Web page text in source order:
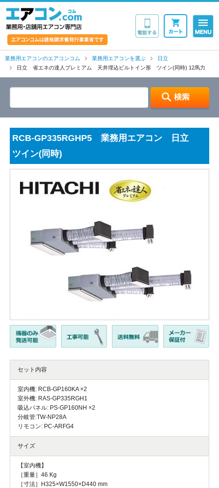
業務用エアコンのエアコンコム 業務用エアコンを選ぶ
日立
日立 省エネの達人プレミアム 天井埋込ビルトイン形 ツイン(同時) 12馬力
RCB-GP335RGHP5 業務用エアコン 日立
ツイン(同時)
セット内容
室内機: RCB-GP160KA ×2
室外機: RAS-GP335RGH1
吸込パネル: PS-GP160NH ×2
分岐管:TW-NP28A
リモコン: PC-ARFG4
サイズ
【室内機】
［重量］46 Kg
［寸法］H325×W1550×D440 mm